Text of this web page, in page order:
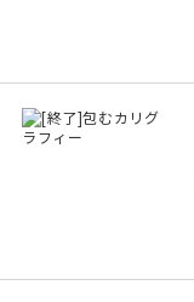
はんこ
在庫限り